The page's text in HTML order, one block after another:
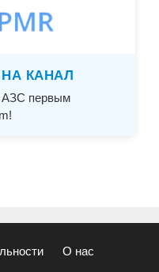
КАНАЛ
АЗС первым
О нас